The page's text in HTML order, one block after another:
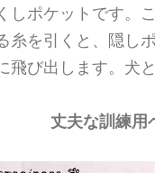
しポケットです。
糸を引くと、隠し
び出します。犬
丈夫な訓練用